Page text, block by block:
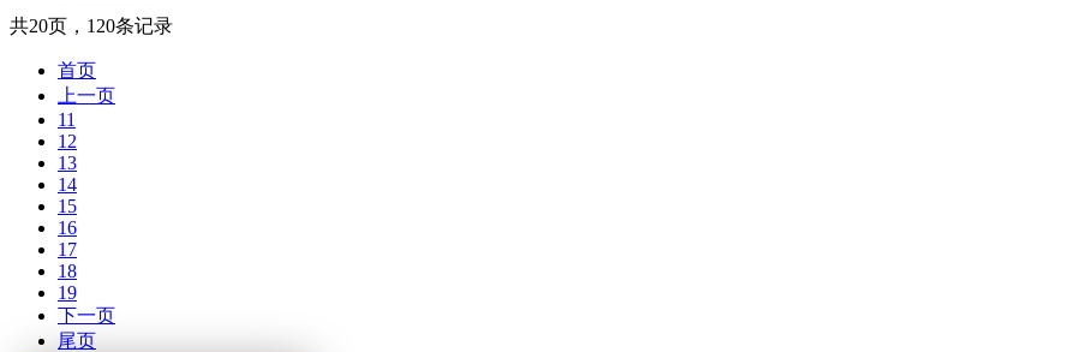
共20页，120条记录
首页
上一页
11
12
13
14
15
16
17
18
19
下一页
尾页